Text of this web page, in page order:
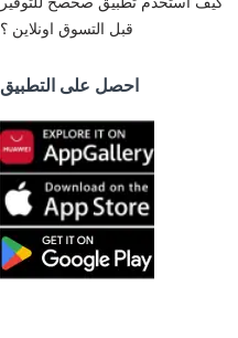
قبل التسوق اونلاين ؟
احصل على التطبيق